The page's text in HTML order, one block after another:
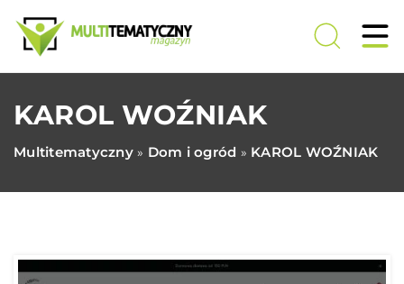
KAROL WOŹNIAK
Multitematyczny» Dom i ogród » KAROL WOŹNIAK